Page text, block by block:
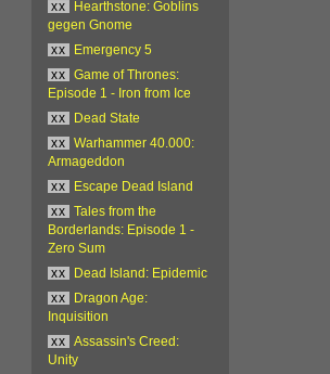
xx
Hearthstone: Goblins
gegen Gnome
xx
Emergency 5
xx
Game of Thrones:
Episode 1 - Iron from Ice
xx
Dead State
xx
Warhammer 40.000:
Armageddon
xx
Escape Dead Island
xx
Tales from the
Borderlands: Episode 1 -
Zero Sum
xx
Dead Island: Epidemic
xx
Dragon Age:
Inquisition
xx
Assassin's Creed:
Unity